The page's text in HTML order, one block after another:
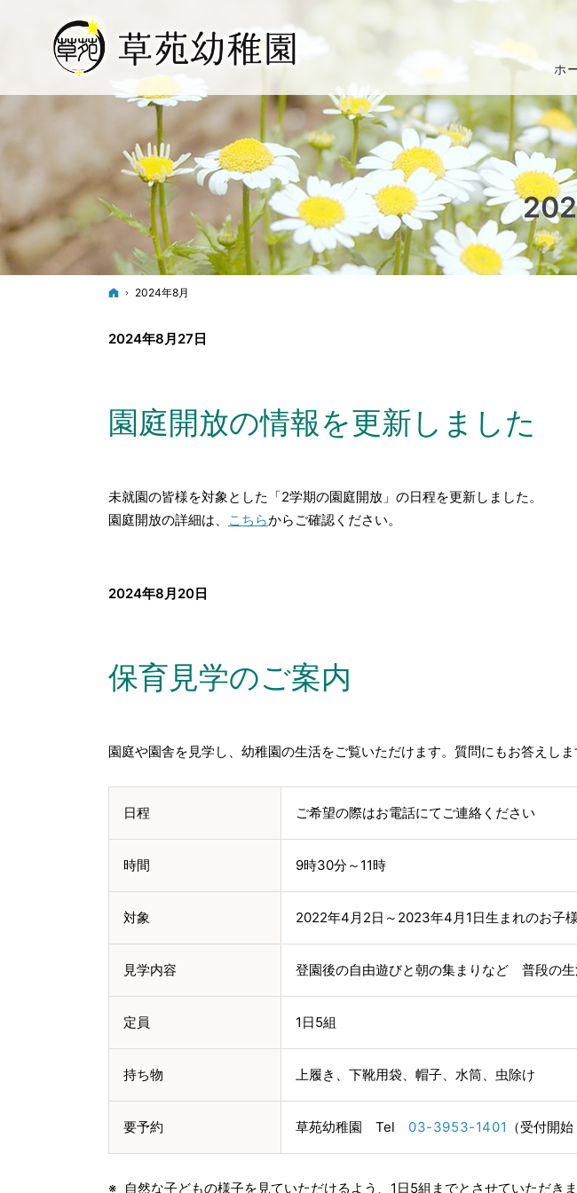
ホーム
2024年8月
2024年8月27日
園庭開放の情報を更新しました
未就園の皆様を対象とした「2学期の園庭開放」の日程を更新しました。
園庭開放の詳細は、
こちらからご確認ください。
2024年8月20日
保育見学のご案内
園庭や園舎を見学し、幼稚園の生活をご覧いただけます。質問にもお答えしま
日程 ご希望の際はお電話にてご連絡ください
時間 9時30分～11時
対象 2022年4月2日～2023年4月1日生まれのお子
見学内容 登園後の自由遊びと朝の集まりなど 普段の
定員 1日5組
持ち物 上履き、下靴用袋、帽子、水筒、虫除け
要予約 草苑幼稚園 Tel 03-3953-1401 （受付開
自然な子どもの様子を見ていただけるよう、1日5組までとさせていただきま
ホ